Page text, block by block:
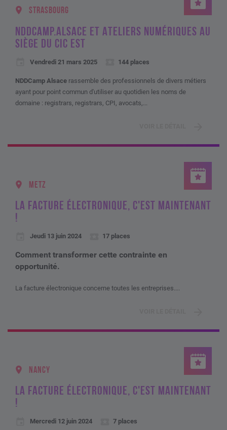
STRASBOURG
NDDCAMP.ALSACE ET ATELIERS NUMÉRIQUES AU
SIÈGE DU CIC EST
Vendredi 21 mars 2025 144 places
NDDCamp Alsace rassemble des professionnels de divers métiers
ayant pour point commun d'utiliser au quotidien les noms de
domaine : registrars, registrars, CPI, avocats,...
METZ
LA FACTURE ÉLECTRONIQUE, C'EST MAINTENANT
!
Jeudi 13 juin 2024 17 places
Comment transformer cette contrainte en
opportunité.
La facture électronique concerne toutes les entreprises....
NANCY
LA FACTURE ÉLECTRONIQUE, C'EST MAINTENANT
!
Mercredi 12 juin 2024 7 places